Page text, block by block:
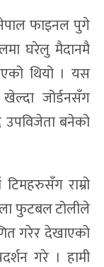
नेपाल फाइनल पुगे
घरेलु मैदानमै
थियो । यस
जोर्डनसँग
बनेको
राम्रो
फुटबल टोलीले
गरेर देखाएको
गरे । हामी